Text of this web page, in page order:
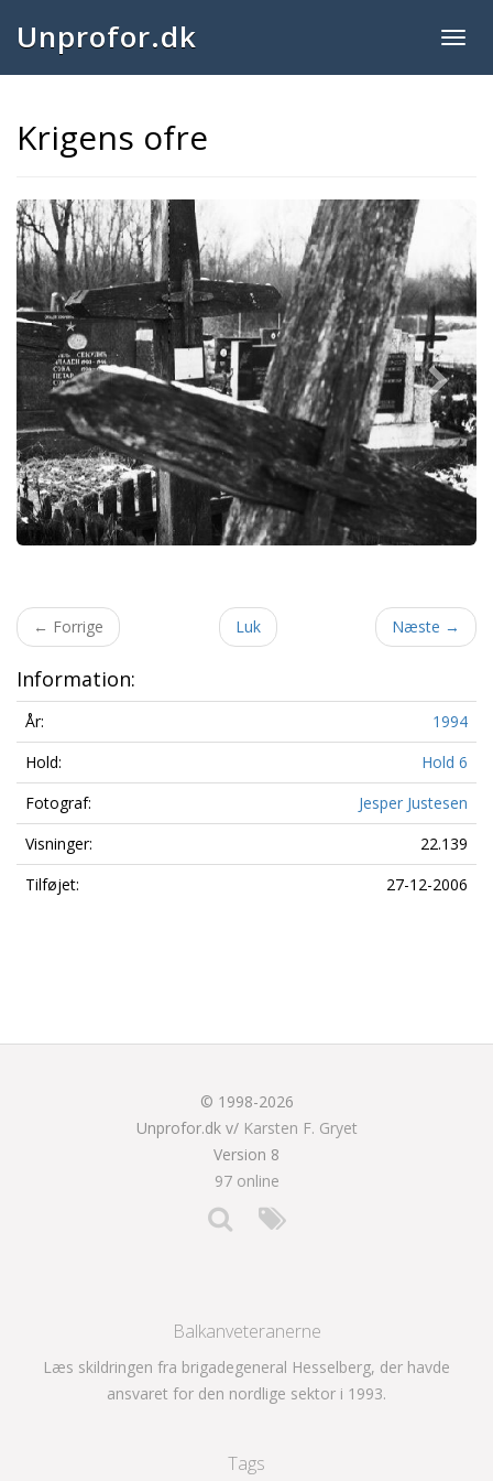
Unprofor.dk
Krigens ofre
Next
← Forrige Luk Næste →
Information:
År:
1994
Hold:
Hold 6
Fotograf:
Jesper Justesen
Visninger:
22.139
Tilføjet:
27-12-2006
© 1998-2026
Unprofor.dk v/ Karsten F. Gryet
Version 8
97 online
Balkanveteranerne
Læs skildringen fra brigadegeneral Hesselberg, der havde
ansvaret for den nordlige sektor i 1993.
Tags